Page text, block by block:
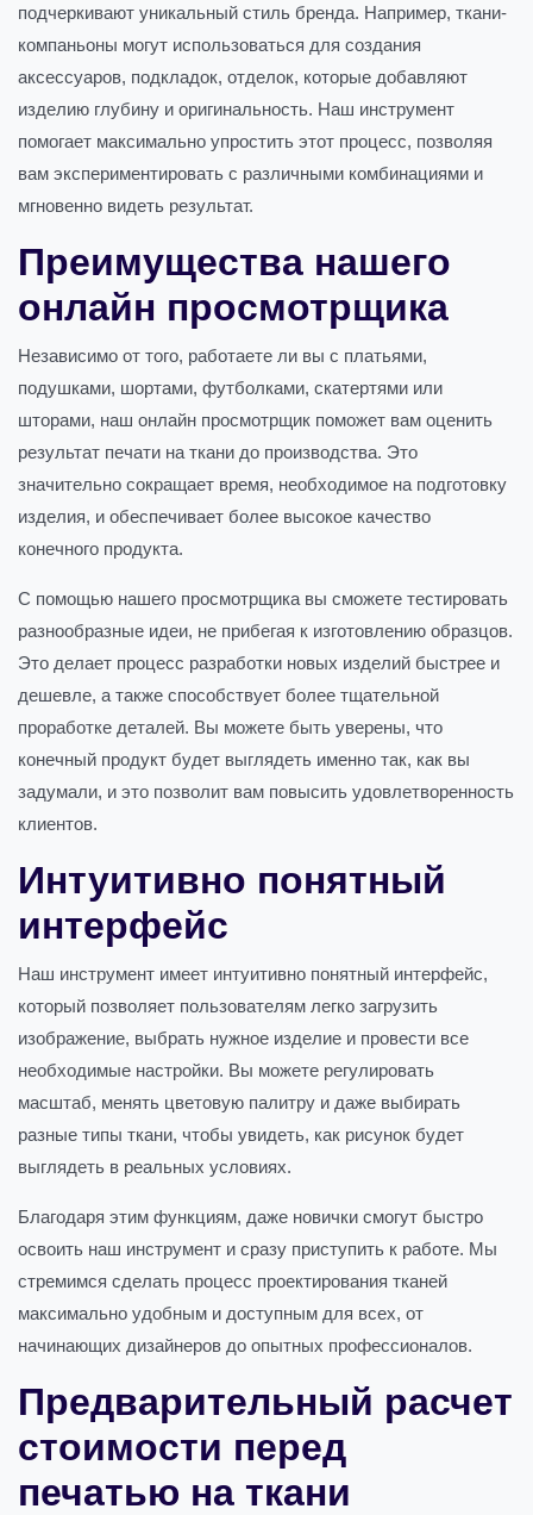
подчеркивают уникальный стиль бренда. Например, ткани-
компаньоны могут использоваться для создания
аксессуаров, подкладок, отделок, которые добавляют
изделию глубину и оригинальность. Наш инструмент
помогает максимально упростить этот процесс, позволяя
вам экспериментировать с различными комбинациями и
мгновенно видеть результат.
Преимущества нашего
онлайн просмотрщика
Независимо от того, работаете ли вы с платьями,
подушками, шортами, футболками, скатертями или
шторами, наш онлайн просмотрщик поможет вам оценить
результат печати на ткани до производства. Это
значительно сокращает время, необходимое на подготовку
изделия, и обеспечивает более высокое качество
конечного продукта.
С помощью нашего просмотрщика вы сможете тестировать
разнообразные идеи, не прибегая к изготовлению образцов.
Это делает процесс разработки новых изделий быстрее и
дешевле, а также способствует более тщательной
проработке деталей. Вы можете быть уверены, что
конечный продукт будет выглядеть именно так, как вы
задумали, и это позволит вам повысить удовлетворенность
клиентов.
Интуитивно понятный
интерфейс
Наш инструмент имеет интуитивно понятный интерфейс,
который позволяет пользователям легко загрузить
изображение, выбрать нужное изделие и провести все
необходимые настройки. Вы можете регулировать
масштаб, менять цветовую палитру и даже выбирать
разные типы ткани, чтобы увидеть, как рисунок будет
выглядеть в реальных условиях.
Благодаря этим функциям, даже новички смогут быстро
освоить наш инструмент и сразу приступить к работе. Мы
стремимся сделать процесс проектирования тканей
максимально удобным и доступным для всех, от
начинающих дизайнеров до опытных профессионалов.
Предварительный расчет
стоимости перед
печатью на ткани